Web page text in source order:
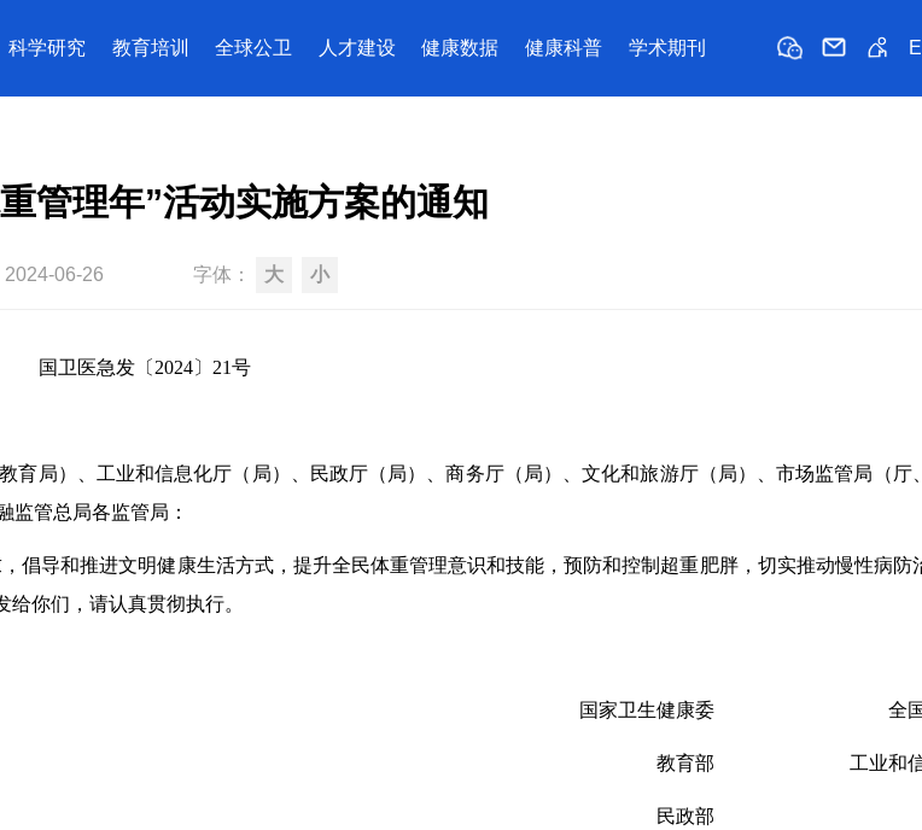
科学研究 教育培训 全球公卫 人才建设 健康数据 健康科普 学术期刊
管理年”活动实施方案的通知
2024-06-26 字体： 大 小
国卫医急发〔2024〕 21号
局）、工业和信息化厅（局）、民政厅（局）、商务厅（局）、文化和旅游厅（局）、市场监管局 （厅
监管总局各监管局：
倡导和推进文明健康生活方式，提升全民体重管理意识和技能，预防和控制超重肥胖，切实推动慢性病防
你们，请认真贯彻执行。
国家卫生健康委 全国
教育部 工业和信
民政部 商